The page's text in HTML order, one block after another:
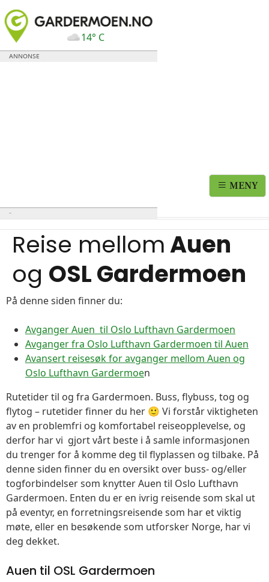
14° C
MENY
Reise mellomAuen
og OSL Gardermoen
På denne siden finner du:
Avganger Auen til Oslo Lufthavn Gardermoen
Avganger fra Oslo Lufthavn Gardermoen til Auen
Avansert reisesøk for avganger mellom Auen og
Oslo Lufthavn Gardermoen
Rutetider til og fra Gardermoen. Buss, flybuss, tog og
flytog – rutetider finner du her 🙂 Vi forstår viktigheten
av en problemfri og komfortabel reiseopplevelse, og
derfor har vi gjort vårt beste i å samle informasjonen
du trenger for å komme deg til flyplassen og tilbake. På
denne siden finner du en oversikt over buss- og/eller
togforbindelser som knytter Auen til Oslo Lufthavn
Gardermoen. Enten du er en ivrig reisende som skal ut
på eventyr, en forretningsreisende som har et viktig
møte, eller en besøkende som utforsker Norge, har vi
deg dekket.
Auen til OSL Gardermoen